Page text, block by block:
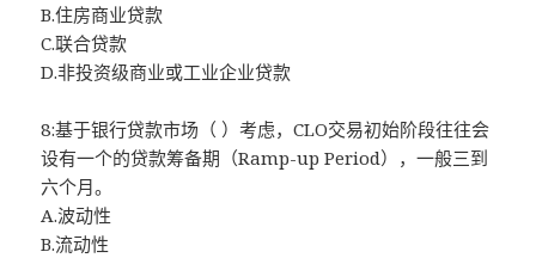
B.住房商业贷款
C.联合贷款
D.非投资级商业或工业企业贷款
8:基于银行贷款市场（ ）考虑，CLO交易初始阶段往往会
设有一个的贷款筹备期（Ramp-up Period），一般三到
六个月。
A.波动性
B.流动性